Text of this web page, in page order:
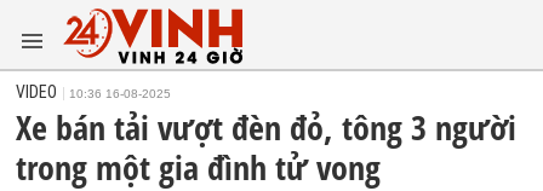
VIDEO 10:36 16-08-2025
Xe bán tải vượt đèn đỏ, tông 3 người
trong một gia đình tử vong